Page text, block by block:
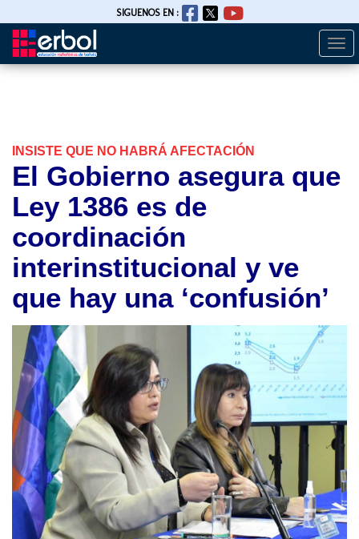
Pasar
SIGUENOS EN :
INSISTE QUE NO HABRÁ AFECTACIÓN
El Gobierno asegura que
Ley 1386 es de
coordinación
interinstitucional y ve
que hay una ‘confusión’